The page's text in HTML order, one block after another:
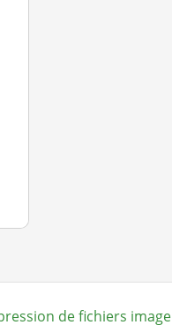
de fichiers image